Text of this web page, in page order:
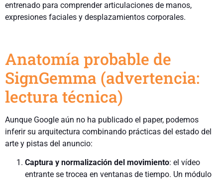
entrenado para comprender articulaciones de manos,
expresiones faciales y desplazamientos corporales.
Anatomía probable de
SignGemma (advertencia:
lectura técnica)
Aunque Google aún no ha publicado el paper, podemos
inferir su arquitectura combinando prácticas del estado del
arte y pistas del anuncio:
Captura y normalización del movimiento: el vídeo
entrante se trocea en ventanas de tiempo. Un módulo